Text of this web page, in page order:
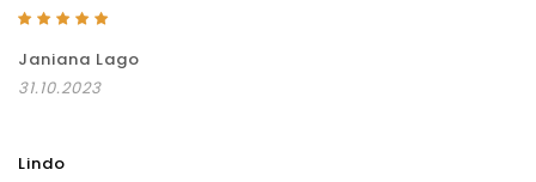
Janiana Lago
31.10.2023
Lindo